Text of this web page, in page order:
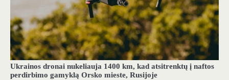
Ukrainos dronai nukeliauja 1400 km, kad atsitrenktų į naftos
perdirbimo gamyklą Orsko mieste, Rusijoje